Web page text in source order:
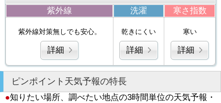
紫外線 洗濯 寒さ指数
紫外線対策無しでも安心。
詳細
乾きにくい
詳細
寒い
詳細
ピンポイント天気予報の特長
●知りたい場所、調べたい地点の3時間単位の天気予報・